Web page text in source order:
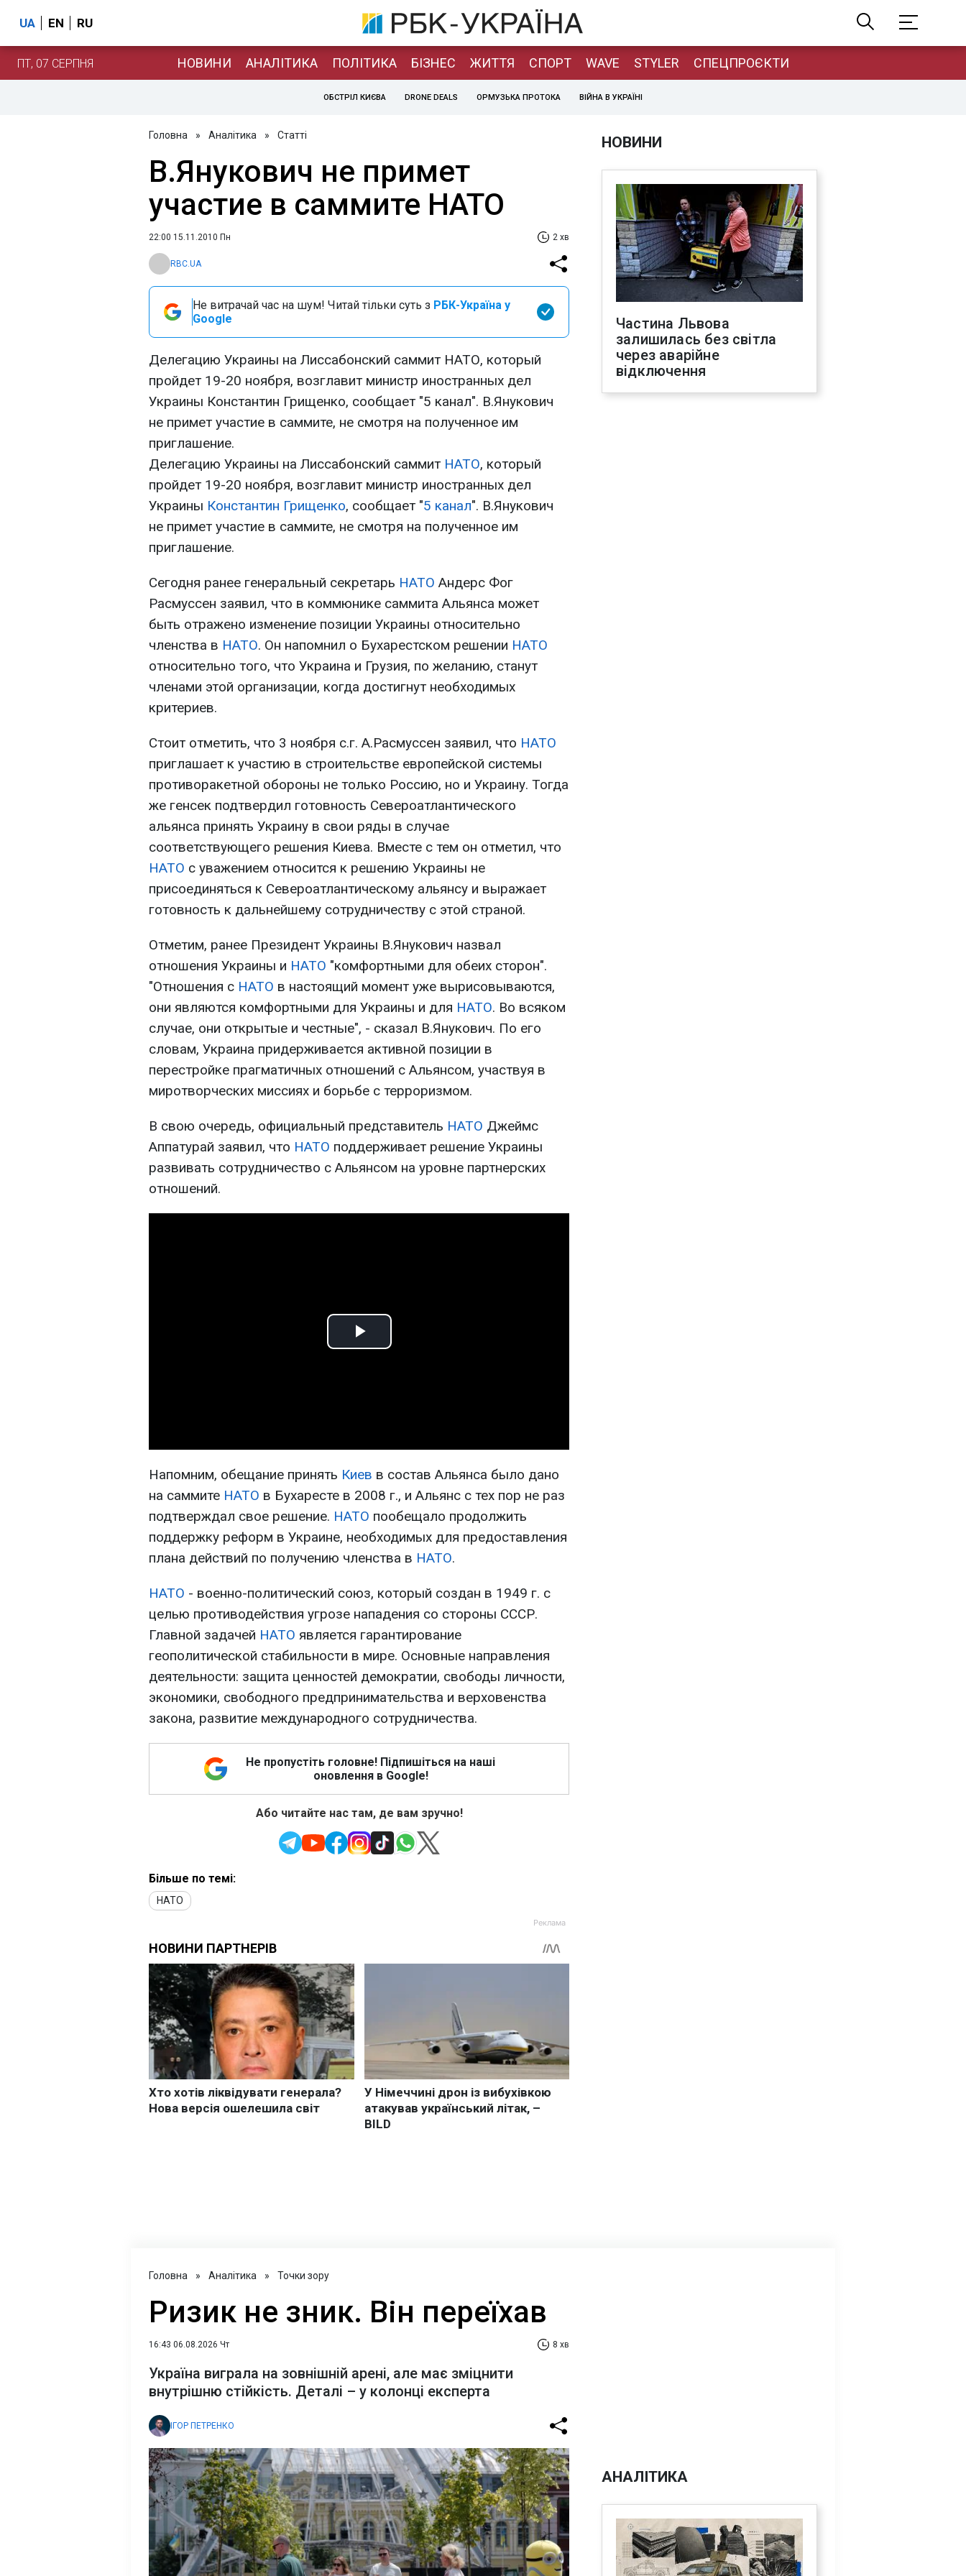
UA EN RU
ПТ, 07 СЕРПНЯ НОВИНИ АНАЛІТИКА ПОЛІТИКА БІЗНЕС ЖИТТЯ СПОРТ WAVE STYLER СПЕЦПРОЄКТИ
ОБСТРІЛ КИЄВА DRONE DEALS ОРМУЗЬКА ПРОТОКА ВІЙНА В УКРАЇНІ
Головна » Аналітика » Статті
В.Янукович не примет
участие в саммите НАТО
22:00 15.11.2010 Пн 2 хв
RBC.UA
Не витрачай час на шум! Читай тільки суть з РБК-Україна у
Google
Делегацию Украины на Лиссабонский саммит НАТО, который
пройдет 19-20 ноября, возглавит министр иностранных дел
Украины Константин Грищенко, сообщает "5 канал". В.Янукович
не примет участие в саммите, не смотря на полученное им
приглашение.
Делегацию Украины на Лиссабонский саммит НАТО, который
пройдет 19-20 ноября, возглавит министр иностранных дел
Украины Константин Грищенко, сообщает "5 канал". В.Янукович
не примет участие в саммите, не смотря на полученное им
приглашение.
Сегодня ранее генеральный секретарь НАТО Андерс Фог
Расмуссен заявил, что в коммюнике саммита Альянса может
быть отражено изменение позиции Украины относительно
членства в НАТО. Он напомнил о Бухарестском решении НАТО
относительно того, что Украина и Грузия, по желанию, станут
членами этой организации, когда достигнут необходимых
критериев.
Стоит отметить, что 3 ноября с.г. А.Расмуссен заявил, что НАТО
приглашает к участию в строительстве европейской системы
противоракетной обороны не только Россию, но и Украину. Тогда
же генсек подтвердил готовность Североатлантического
альянса принять Украину в свои ряды в случае
соответствующего решения Киева. Вместе с тем он отметил, что
НАТО с уважением относится к решению Украины не
присоединяться к Североатлантическому альянсу и выражает
готовность к дальнейшему сотрудничеству с этой страной.
Отметим, ранее Президент Украины В.Янукович назвал
отношения Украины и НАТО "комфортными для обеих сторон".
"Отношения с НАТО в настоящий момент уже вырисовываются,
они являются комфортными для Украины и для НАТО. Во всяком
случае, они открытые и честные", - сказал В.Янукович. По его
словам, Украина придерживается активной позиции в
перестройке прагматичных отношений с Альянсом, участвуя в
миротворческих миссиях и борьбе с терроризмом.
В свою очередь, официальный представитель НАТО Джеймс
Аппатурай заявил, что НАТО поддерживает решение Украины
развивать сотрудничество с Альянсом на уровне партнерских
отношений.
Play
Напомним, обещание принять Киев в состав Альянса было дано
на саммите НАТО в Бухаресте в 2008 г., и Альянс с тех пор не раз
подтверждал свое решение. НАТО пообещало продолжить
поддержку реформ в Украине, необходимых для предоставления
плана действий по получению членства в НАТО.
НАТО - военно-политический союз, который создан в 1949 г. с
целью противодействия угрозе нападения со стороны СССР.
Главной задачей НАТО является гарантирование
геополитической стабильности в мире. Основные направления
деятельности: защита ценностей демократии, свободы личности,
экономики, свободного предпринимательства и верховенства
закона, развитие международного сотрудничества.
Не пропустіть головне! Підпишіться на наші
оновлення в Google!
Або читайте нас там, де вам зручно!
Більше по темі:
НАТО
НОВИНИ
Частина Львова
залишилась без світла
через аварійне
відключення
Головна » Аналітика » Точки зору
Ризик не зник. Він переїхав
16:43 06.08.2026 Чт 8 хв
Україна виграла на зовнішній арені, але має зміцнити
внутрішню стійкість. Деталі – у колонці експерта
ІГОР ПЕТРЕНКО
АНАЛІТИКА